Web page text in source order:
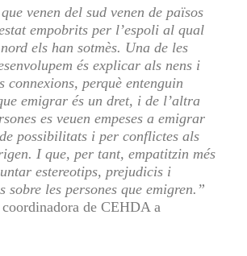
venen del sud venen de països
empobrits per l’espoli al qual
els han sotmès. Una de les
és explicar als nens i
connexions, perquè entenguin
emigrar és un dret, i de l’altra
es veuen empeses a emigrar
possibilitats i per conflictes als
I que, per tant, empatitzin més
estereotips, prejudicis i
sobre les persones que emigren.”
de CEHDA a